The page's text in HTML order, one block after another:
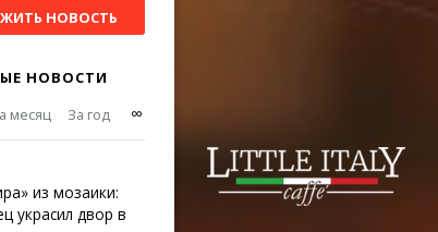
НОВОСТЬ
НОВОСТИ
месяц За год ∞
из мозаики:
украсил двор в